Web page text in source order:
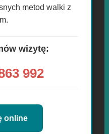
metod walki z
wizytę:
992
online